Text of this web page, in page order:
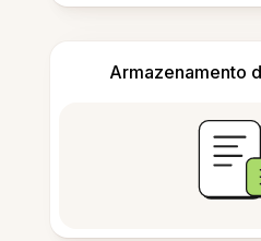
Armazenamento